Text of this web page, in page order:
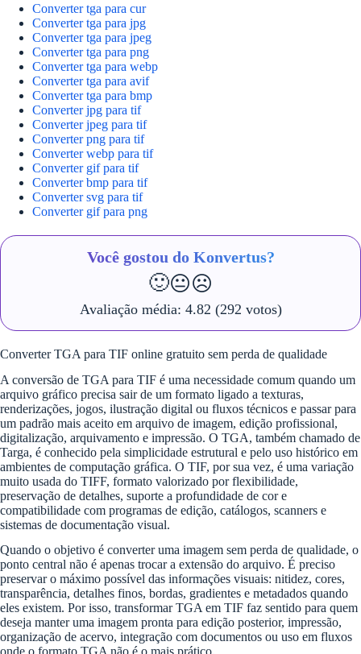
Converter tga para cur
Converter tga para jpg
Converter tga para jpeg
Converter tga para png
Converter tga para webp
Converter tga para avif
Converter tga para bmp
Converter jpg para tif
Converter jpeg para tif
Converter png para tif
Converter webp para tif
Converter gif para tif
Converter bmp para tif
Converter svg para tif
Converter gif para png
Você gostou do Konvertus?
🙂😐☹️
Avaliação média: 4.82 (292 votos)
Converter TGA para TIF online gratuito sem perda de qualidade
A conversão de TGA para TIF é uma necessidade comum quando um
arquivo gráfico precisa sair de um formato ligado a texturas,
renderizações, jogos, ilustração digital ou fluxos técnicos e passar para
um padrão mais aceito em arquivo de imagem, edição profissional,
digitalização, arquivamento e impressão. O TGA, também chamado de
Targa, é conhecido pela simplicidade estrutural e pelo uso histórico em
ambientes de computação gráfica. O TIF, por sua vez, é uma variação
muito usada do TIFF, formato valorizado por flexibilidade,
preservação de detalhes, suporte a profundidade de cor e
compatibilidade com programas de edição, catálogos, scanners e
sistemas de documentação visual.
Quando o objetivo é converter uma imagem sem perda de qualidade, o
ponto central não é apenas trocar a extensão do arquivo. É preciso
preservar o máximo possível das informações visuais: nitidez, cores,
transparência, detalhes finos, bordas, gradientes e metadados quando
eles existem. Por isso, transformar TGA em TIF faz sentido para quem
deseja manter uma imagem pronta para edição posterior, impressão,
organização de acervo, integração com documentos ou uso em fluxos